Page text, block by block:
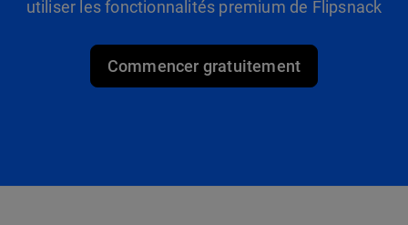
utiliser les fonctionnalités premium de Flipsnack
Commencer gratuitement